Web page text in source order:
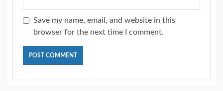
Save my name, email, and website in this
browser for the next time I comment.